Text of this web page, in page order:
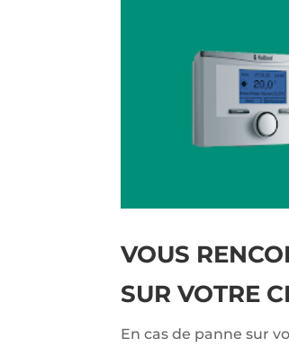
VOUS
SUR VOTRE
En cas de panne sur